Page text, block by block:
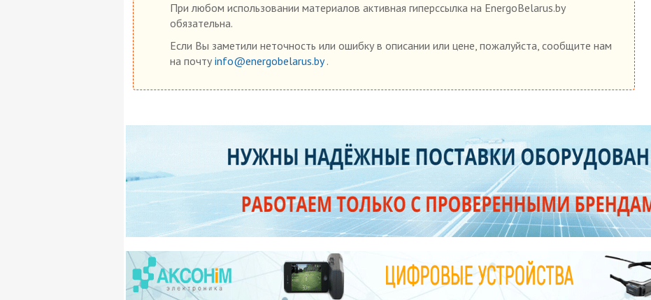
При любом использовании материалов активная гиперссылка на EnergoBelarus.by
обязательна.
Если Вы заметили неточность или ошибку в описании или цене, пожалуйста, сообщите нам
на почту info@energobelarus.by.